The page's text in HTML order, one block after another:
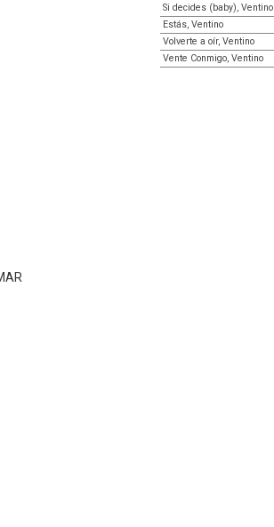
Si decides (baby), Ventino
Estás, Ventino
Volverte a oír, Ventino
Vente Conmigo, Ventino